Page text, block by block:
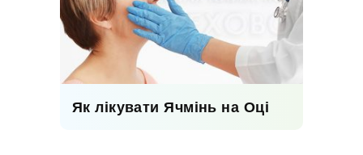
Як лікувати Ячмінь на Оці